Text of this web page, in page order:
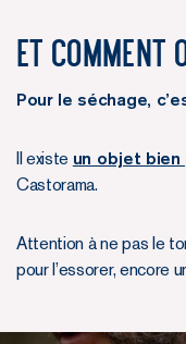
Et comment
Pour le séchage,
Il existe un objet bien
Castorama.
Attention à ne pas le
pour l’essorer, encore